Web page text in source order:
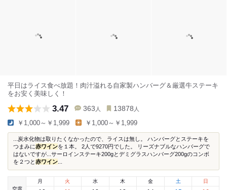
平日はライス食べ放題！肉汁溢れる自家製ハンバーグ＆厳選牛ステーキ
をお安く美味しく！
3.47 363 人 13878 人
￥1,000～￥1,999 ￥1,000～￥1,999
...炭水化物は取りたくなかったので、ライスは無し。 ハンバーグとステーキを
つまみに赤ワインを１本。 2人で9270円でした。 リーズナブルなハンバーグで
はないですが...サーロインステーキ200gとデミグラスハンバーグ200gのコンボ
を２つと赤ワイン
空席
月
火 水 木 金 土 日